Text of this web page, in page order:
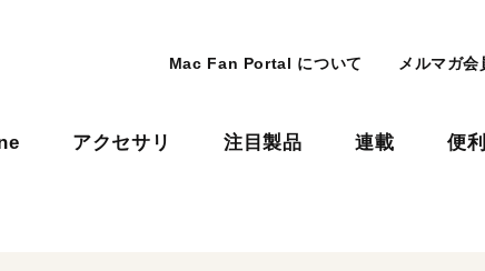
Mac Fan Portal について メルマガ会
アクセサリ 注目製品 連載 便